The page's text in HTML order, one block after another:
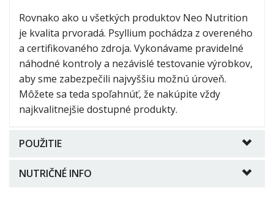
Rovnako ako u všetkých produktov Neo Nutrition
je kvalita prvoradá. Psyllium pochádza z overeného
a certifikovaného zdroja. Vykonávame pravidelné
náhodné kontroly a nezávislé testovanie výrobkov,
aby sme zabezpečili najvyššiu možnú úroveň.
Môžete sa teda spoľahnúť, že nakúpite vždy
najkvalitnejšie dostupné produkty.
POUŽITIE
NUTRIČNÉ INFO